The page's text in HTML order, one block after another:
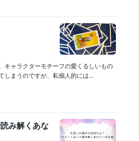
キャラクターモチーフの愛くるしいもの
しまうのですが、私個人的には...
み解くあな